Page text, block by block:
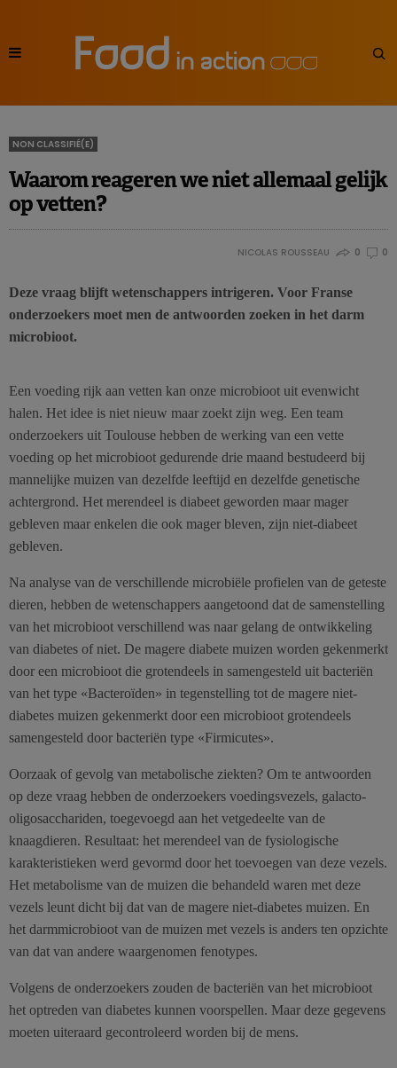
NON CLASSIFIÉ(E)
Waarom reageren we niet allemaal gelijk
op vetten?
NICOLAS ROUSSEAU 0 0
Deze vraag blijft wetenschappers intrigeren. Voor Franse
onderzoekers moet men de antwoorden zoeken in het darm
microbioot.
Een voeding rijk aan vetten kan onze microbioot uit evenwicht
halen. Het idee is niet nieuw maar zoekt zijn weg. Een team
onderzoekers uit Toulouse hebben de werking van een vette
voeding op het microbioot gedurende drie maand bestudeerd bij
mannelijke muizen van dezelfde leeftijd en dezelfde genetische
achtergrond. Het merendeel is diabeet geworden maar mager
gebleven maar enkelen die ook mager bleven, zijn niet-diabeet
gebleven.
Na analyse van de verschillende microbiële profielen van de geteste
dieren, hebben de wetenschappers aangetoond dat de samenstelling
van het microbioot verschillend was naar gelang de ontwikkeling
van diabetes of niet. De magere diabete muizen worden gekenmerkt
door een microbioot die grotendeels in samengesteld uit bacteriën
van het type «Bacteroïden» in tegenstelling tot de magere niet-
diabetes muizen gekenmerkt door een microbioot grotendeels
samengesteld door bacteriën type «Firmicutes».
Oorzaak of gevolg van metabolische ziekten? Om te antwoorden
op deze vraag hebben de onderzoekers voedingsvezels, galacto-
oligosacchariden, toegevoegd aan het vetgedeelte van de
knaagdieren. Resultaat: het merendeel van de fysiologische
karakteristieken werd gevormd door het toevoegen van deze vezels.
Het metabolisme van de muizen die behandeld waren met deze
vezels leunt dicht bij dat van de magere niet-diabetes muizen. En
het darmmicrobioot van de muizen met vezels is anders ten opzichte
van dat van andere waargenomen fenotypes.
Volgens de onderzoekers zouden de bacteriën van het microbioot
het optreden van diabetes kunnen voorspellen. Maar deze gegevens
moeten uiteraard gecontroleerd worden bij de mens.